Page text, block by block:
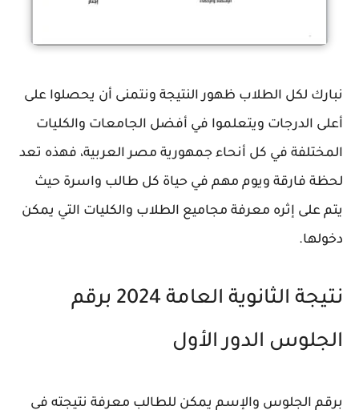
نبارك لكل الطلاب ظهور النتيجة ونتمنى أن يحصلوا على
أعلى الدرجات ويتعلموا في أفضل الجامعات والكليات
المختلفة في كل أنحاء جمهورية مصر العربية، فهذه تعد
لحظة فارقة ويوم مهم في حياة كل طالب واسرة حيث
يتم على إثره معرفة مجاميع الطلاب والكليات التي يمكن
دخولها.
نتيجة الثانوية العامة 2024 برقم
الجلوس الدور الأول
برقم الجلوس والإسم يمكن للطالب معرفة نتيجته فى